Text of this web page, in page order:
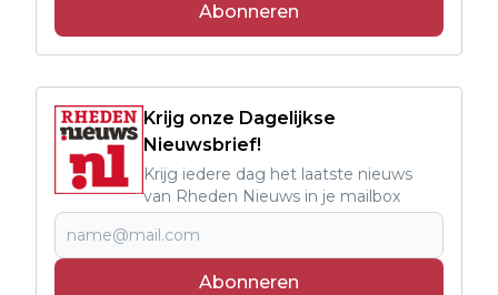
Abonneren
Krijg onze Dagelijkse
Nieuwsbrief!
Krijg iedere dag het laatste nieuws
van Rheden Nieuws in je mailbox
Abonneren